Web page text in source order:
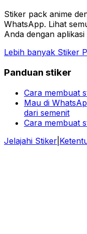
Stiker pack anime
WhatsApp. Lihat
Anda dengan aplikasi
Lebih banyak Stiker
Panduan stiker
Cara membuat
Mau di
dari semenit
Cara membuat
Jelajahi Stiker